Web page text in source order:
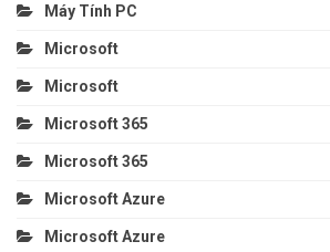
Máy Tính PC
Microsoft
Microsoft
Microsoft 365
Microsoft 365
Microsoft Azure
Microsoft Azure